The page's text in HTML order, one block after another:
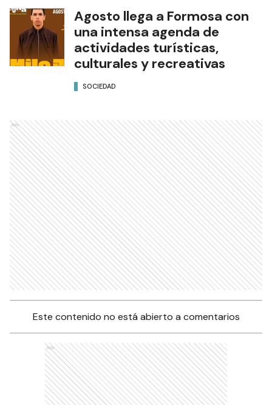
Agosto llega a Formosa con
una intensa agenda de
actividades turísticas,
culturales y recreativas
SOCIEDAD
Ads
Este contenido no está abierto a comentarios
Ads